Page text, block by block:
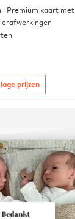
| Premium kaart met
prijzen